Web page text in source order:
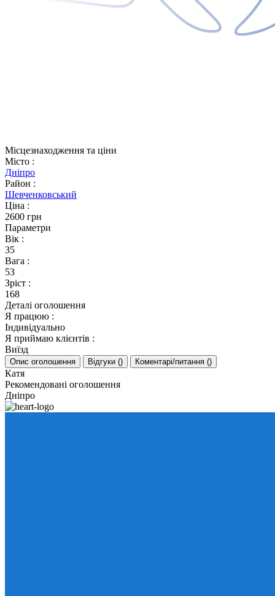
Місцезнаходження та ціни
Місто :
Дніпро
Район :
Шевченковський
Ціна :
2600 грн
Параметри
Вік :
35
Вага :
53
Зріст :
168
Деталі оголошення
Я працюю :
Індивідуально
Я приймаю клієнтів :
Виїзд
Опис оголошення Відгуки () Коментарі/питання ()
Катя
Рекомендовані оголошення
Дніпро